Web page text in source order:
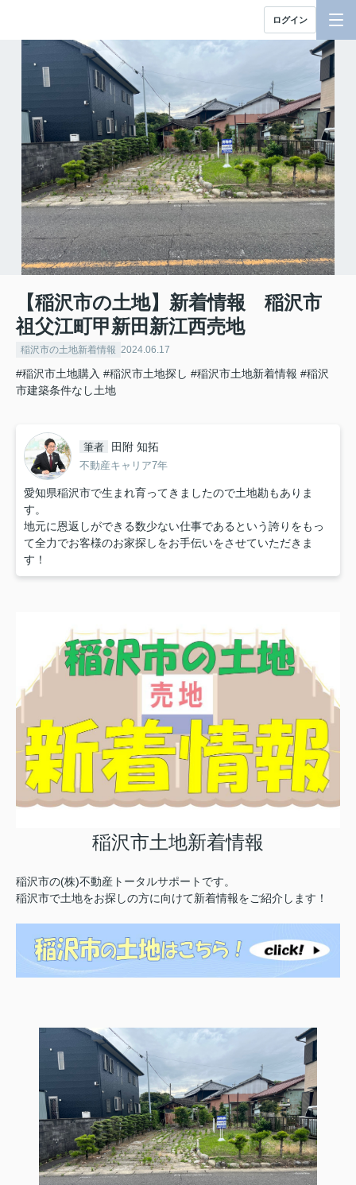
ログイン
【稲沢市の土地】新着情報 稲沢市
祖父江町甲新田新江西売地
稲沢市の土地新着情報 2024.06.17
#稲沢市土地購入 #稲沢市土地探し #稲沢市土地新着情報 #稲沢
市建築条件なし土地
筆者 田附 知拓
不動産キャリア7年
愛知県稲沢市で生まれ育ってきましたので土地勘もありま
す。
地元に恩返しができる数少ない仕事であるという誇りをもっ
て全力でお客様のお家探しをお手伝いをさせていただきま
す！
稲沢市土地新着情報
稲沢市の(株)不動産トータルサポートです。
稲沢市で土地をお探しの方に向けて新着情報をご紹介します！